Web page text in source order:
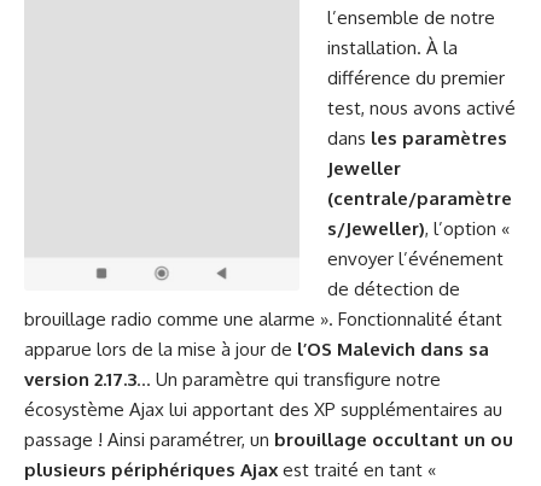
l’ensemble de notre
installation. À la
différence du premier
test, nous avons activé
dans les paramètres
Jeweller
(centrale/paramètre
s/Jeweller), l’option «
envoyer l’événement
de détection de
brouillage radio comme une alarme ». Fonctionnalité étant
apparue lors de la mise à jour de l’OS Malevich dans sa
version 2.17.3… Un paramètre qui transfigure notre
écosystème Ajax lui apportant des XP supplémentaires au
passage ! Ainsi paramétrer, un brouillage occultant un ou
plusieurs périphériques Ajax est traité en tant «